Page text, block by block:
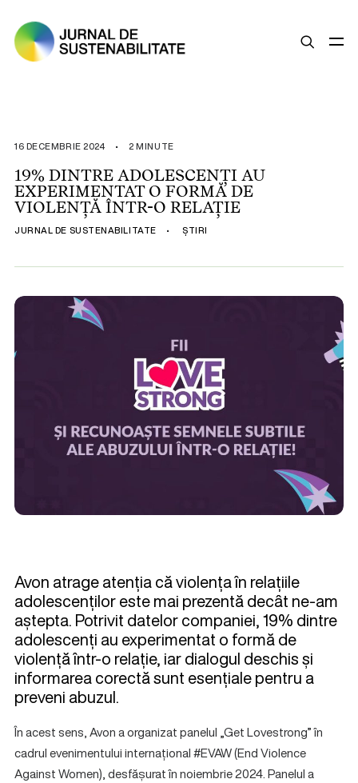
ȘTIRI
OPINII
ESG
LEGISLAȚIE
COMPANII SUSTENABILE
16 DECEMBRIE 2024 • 2 MINUTE
19% DINTRE ADOLESCENȚI AU
EXPERIMENTAT O FORMĂ DE
VIOLENȚĂ ÎNTR-O RELAȚIE
JURNAL DE SUSTENABILITATE • ȘTIRI
Avon atrage atenția că violența în relațiile
adolescenților este mai prezentă decât ne-am
aștepta. Potrivit datelor companiei, 19% dintre
adolescenți au experimentat o formă de
violență într-o relație, iar dialogul deschis și
informarea corectă sunt esențiale pentru a
preveni abuzul.
În acest sens, Avon a organizat panelul „Get Lovestrong” în
cadrul evenimentului internațional #EVAW (End Violence
Against Women), desfășurat în noiembrie 2024. Panelul a